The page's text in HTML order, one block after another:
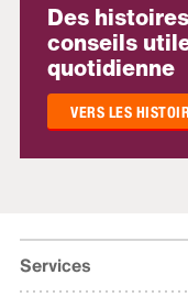
Des
conseils
quotidienne
VERS LES
Services